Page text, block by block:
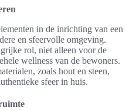
in de inrichting van een
en sfeervolle omgeving.
rol, niet alleen voor de
wellness van de bewoners.
zoals hout en steen,
sfeer in huis.